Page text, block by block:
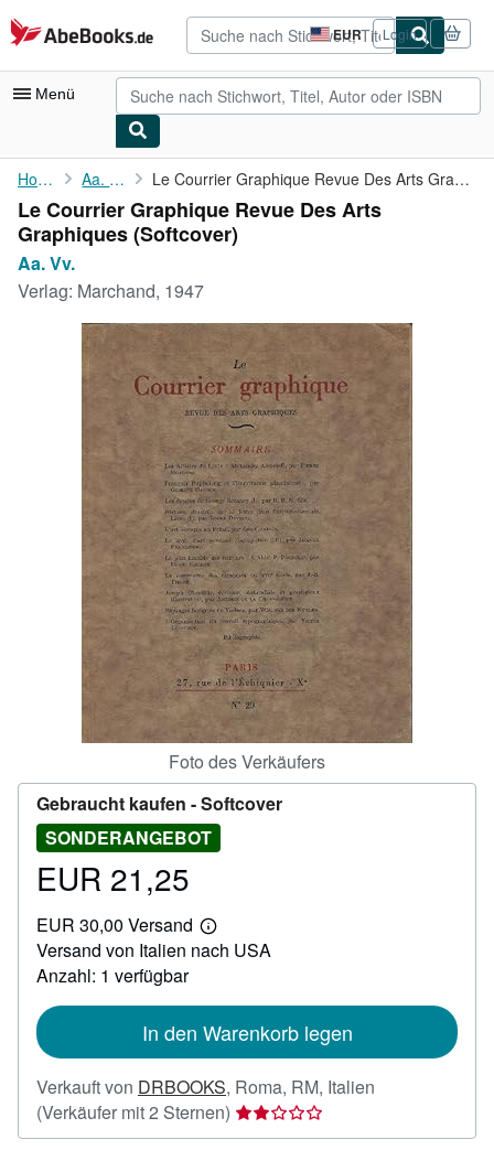
Zum Hauptinhalt
AbeBooks.de EUR
Seite
der
Einkaufseinstellungen.
Login
Menü
Nutzerkonto
Meine Bestellungen
Detailsuche
Sammlungen
Antiquarische Bücher
Kunst & Sammlerstücke
Verkäufer werden
SCHLIESSEN
Home Aa. Vv. Le Courrier Graphique Revue Des Arts Graphiques
Le Courrier Graphique Revue Des Arts
Graphiques (Softcover)
Aa. Vv.
Verlag: Marchand, 1947
Foto des Verkäufers
Gebraucht kaufen -Softcover
SONDERANGEBOT
Preis
21,25
EUR 21,25
EUR 30,00 Versand
Weitere
Informationen
Versand von Italien nach USA
Anzahl: 1 verfügbar
In den Warenkorb legen
Verkauft von DRBOOKS, Roma, RM, Italien
(Verkäufer mit 2 Sternen) Verkäuferbewertung
2